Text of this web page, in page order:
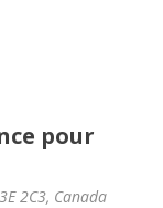
pour
2C3, Canada